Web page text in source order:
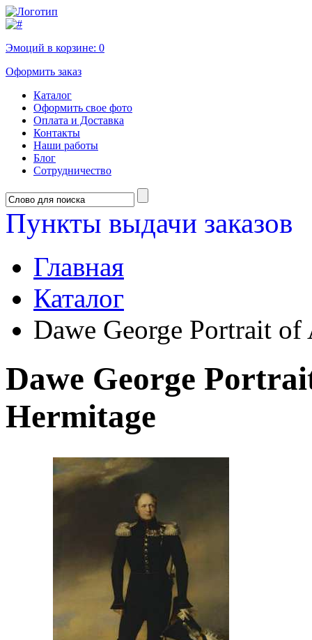
Эмоций в корзине: 0
Оформить заказ
Каталог
Оформить свое фото
Оплата и Доставка
Контакты
Наши работы
Блог
Сотрудничество
Пункты выдачи заказов
Главная
Каталог
Dawe George Portrait
Dawe George
Hermitage